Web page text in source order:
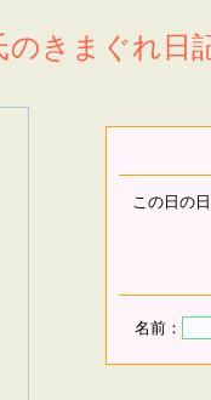
のきまぐれ日
この日の
名前：